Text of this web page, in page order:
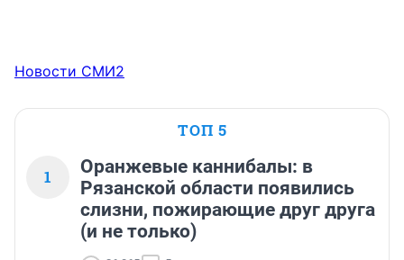
Новости СМИ2
ТОП 5
1
Оранжевые каннибалы: в
Рязанской области появились
слизни, пожирающие друг друга
(и не только)